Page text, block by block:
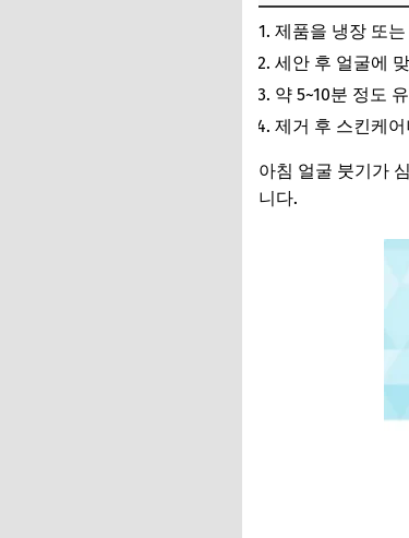
제품을 냉장 또
세안 후 얼굴에
약 5~10분 정도
제거 후 스킨케
아침 얼굴 붓기가
니다.